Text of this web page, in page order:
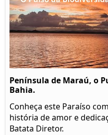
Península de Maraú, o
Bahia.
Conheça este Paraíso
história de amor e
Batata Diretor.